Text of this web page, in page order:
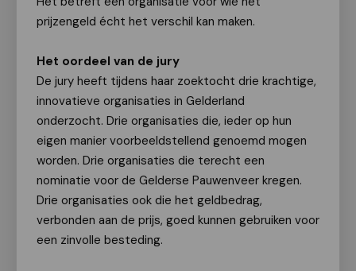
prijzengeld écht het verschil kan maken.
Het oordeel van de jury
De jury heeft tijdens haar zoektocht drie krachtige,
innovatieve organisaties in Gelderland
onderzocht. Drie organisaties die, ieder op hun
eigen manier voorbeeldstellend genoemd mogen
worden. Drie organisaties die terecht een
nominatie voor de Gelderse Pauwenveer kregen.
Drie organisaties ook die het geldbedrag,
verbonden aan de prijs, goed kunnen gebruiken voor
een zinvolle besteding.